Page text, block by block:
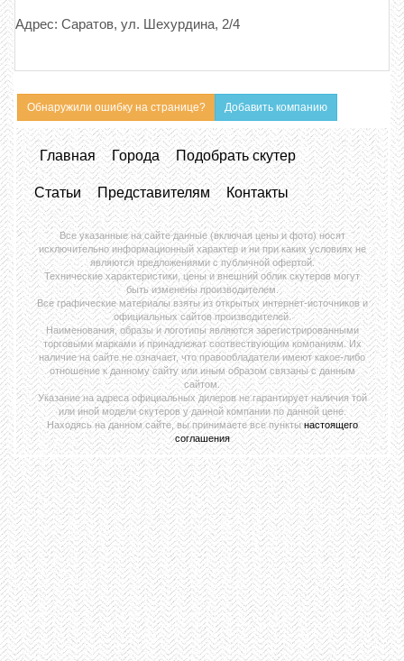
Адрес: Саратов, ул. Шехурдина, 2/4
Обнаружили ошибку на странице? Добавить компанию
Главная Города Подобрать скутер
Статьи Представителям Контакты
Все указанные на сайте данные (включая цены и фото) носят
исключительно информационный характер и ни при каких условиях не
являются предложениями с публичной офертой.
Технические характеристики, цены и внешний облик скутеров могут
быть изменены производителем.
Все графические материалы взяты из открытых интернет-источников и
официальных сайтов производителей.
Наименования, образы и логотипы являются зарегистрированными
торговыми марками и принадлежат соотвествующим компаниям. Их
наличие на сайте не означает, что правообладатели имеют какое-либо
отношение к данному сайту или иным образом связаны с данным
сайтом.
Указание на адреса официальных дилеров не гарантирует наличия той
или иной модели скутеров у данной компании по данной цене.
Находясь на данном сайте, вы принимаете все пунктынастоящего
соглашения